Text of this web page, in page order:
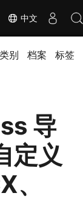
中文
类别 档案 标签
导
定义